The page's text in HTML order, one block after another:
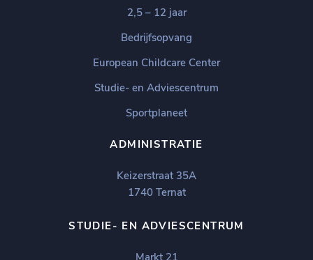
2,5 – 12 jaar
Bedrijfsopvang
European Childcare Center
Studie- en Adviescentrum
Sportplaneet
ADMINISTRATIE
Keizerstraat 35A
1740 Ternat
STUDIE- EN ADVIESCENTRUM
Markt 21